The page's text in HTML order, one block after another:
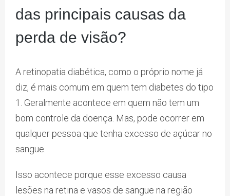
das principais causas da
perda de visão?
A retinopatia diabética, como o próprio nome já
diz, é mais comum em quem tem diabetes do tipo
1. Geralmente acontece em quem não tem um
bom controle da doença. Mas, pode ocorrer em
qualquer pessoa que tenha excesso de açúcar no
sangue.
Isso acontece porque esse excesso causa
lesões na retina e vasos de sangue na região